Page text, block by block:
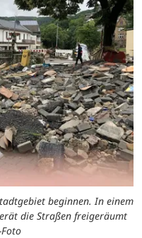
beginnen. In einem
die Straßen freigeräumt